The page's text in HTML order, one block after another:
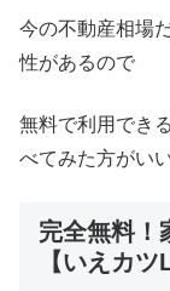
今の不動産相場
性があるので
無料で利用でき
べてみた方がい
完全無料！
【いえカツ